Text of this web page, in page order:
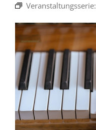
Veranstaltungsserie: